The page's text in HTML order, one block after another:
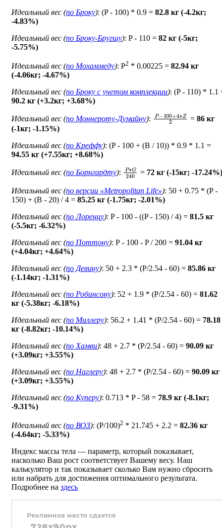
Идеальный вес (по Броку): (P - 100) * 0.9 = 82.8 кг (-4.2кг;
-4.83%)
Идеальный вес (по Броку-Бругшу): P - 110 = 82 кг (-5кг;
-5.75%)
Идеальный вес (по Мохаммеду): P2 * 0.00225 = 82.94 кг
(-4.06кг; -4.67%)
Идеальный вес (по Броку c учетом комплекции): (P - 110) * 1.1
90.2 кг (+3.2кг; +3.68%)
Идеальный вес (по Моннероту-Думайну): P− 100 +4∗ 2
=86 кг
(-1кг; -1.15%)
Идеальный вес (по Креффу): (P - 100 + (B / 10)) * 0.9 * 1.1 =
94.55 кг (+7.55кг; +8.68%)
Идеальный вес (по Борнгардту): P∗G 240
= 72 кг (-15кг; -
Идеальный вес (по версии «Metropolitan Life»): 50 + 0.75 * (P -
150) + (B - 20) / 4 = 85.25 кг (-1.75кг; -2.01%)
Идеальный вес (по Лоренцу): P - 100 - ((P - 150) / 4) = 81.5 кг
(-5.5кг; -6.32%)
Идеальный вес (по Поттону): Р - 100 - P / 200 = 91.04 кг
(+4.04кг; +4.64%)
Идеальный вес (по Девину): 50 + 2.3 * (P/2.54 - 60) = 85.86 кг
(-1.14кг; -1.31%)
Идеальный вес (по Робинсону): 52 + 1.9 * (P/2.54 - 60) = 81.62
кг (-5.38кг; -6.18%)
Идеальный вес (по Миллеру): 56.2 + 1.41 * (P/2.54 - 60) = 78.18
кг (-8.82кг; -10.14%)
Идеальный вес (по Хамви): 48 + 2.7 * (P/2.54 - 60) = 90.09 кг
(+3.09кг; +3.55%)
Идеальный вес (по Наглеру): 48 + 2.7 * (P/2.54 - 60) = 90.09 кг
(+3.09кг; +3.55%)
Идеальный вес (по Куперу): 0.713 * P - 58 = 78.9 кг (-8.1кг;
-9.31%)
Идеальный вес (по ВОЗ): (P/100)2 * 21.745 + 2.2 = 82.36 кг
(-4.64кг; -5.33%)
Индекс массы тела — параметр, который показывает,
насколько Ваш рост соответствует Вашему весу. Наш
калькулятор и так показывает сколько Вам нужно сбросить
или набрать для достижения оптимального результата.
Подробнее на здесь